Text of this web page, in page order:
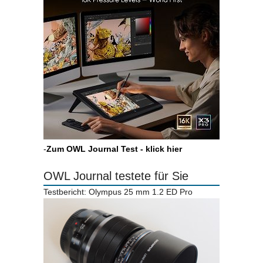
-Zum OWL Journal Test - klick hier
OWL Journal testete für Sie
Testbericht: Olympus 25 mm 1.2 ED Pro